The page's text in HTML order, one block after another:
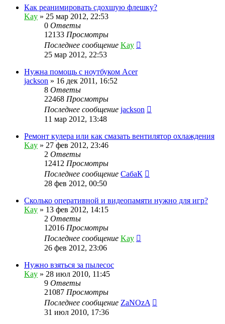
Как реанимировать сдохшую флешку?
Kay » 25 мар 2012, 22:53
0 Ответы
12133 Просмотры
Последнее сообщение Kay
25 мар 2012, 22:53
Нужна помощь с ноутбуком Acer
jackson » 16 дек 2011, 16:52
8 Ответы
22468 Просмотры
Последнее сообщение jackson
11 мар 2012, 13:48
Ремонт кулера или как смазать вентилятор охлаждения
Kay » 27 фев 2012, 23:46
2 Ответы
12412 Просмотры
Последнее сообщение СабаК
28 фев 2012, 00:50
Сколько оперативной и видеопамяти нужно для игр?
Kay » 13 фев 2012, 14:15
2 Ответы
12016 Просмотры
Последнее сообщение Kay
26 фев 2012, 23:06
Нужно взяться за пылесос
Kay » 28 июл 2010, 11:45
9 Ответы
21087 Просмотры
Последнее сообщение ZaNOzA
31 июл 2010, 17:36